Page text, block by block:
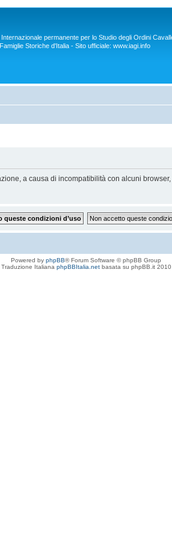
permanente per lo Studio degli Ordini
Storiche d'Italia - Sito ufficiale: www.iagi.info
a causa di incompatibilità con alcuni
Powered by phpBB® Forum Software © phpBB Group
Traduzione Italiana phpBBItalia.netbasata su phpBB.it 2010